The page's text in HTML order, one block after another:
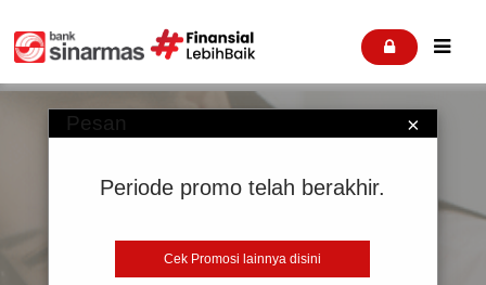
 
×
Pesan
Periode promo telah berakhir.
Cek Promosi lainnya disini